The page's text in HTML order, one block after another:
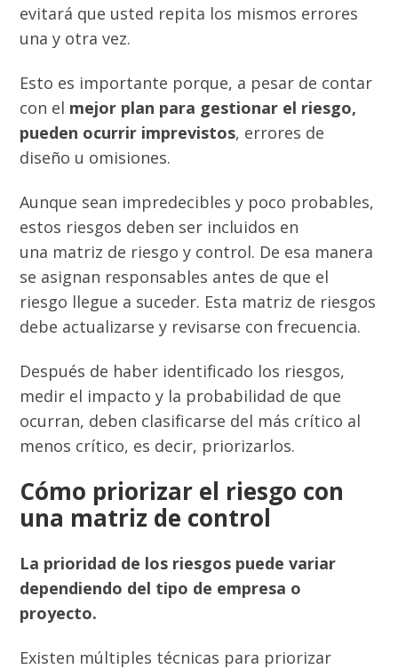
evitará que usted repita los mismos errores
una y otra vez.
Esto es importante porque, a pesar de contar
con el mejor plan para gestionar el riesgo,
pueden ocurrir imprevistos, errores de
diseño u omisiones.
Aunque sean impredecibles y poco probables,
estos riesgos deben ser incluidos en
una matriz de riesgo y control. De esa manera
se asignan responsables antes de que el
riesgo llegue a suceder. Esta matriz de riesgos
debe actualizarse y revisarse con frecuencia.
Después de haber identificado los riesgos,
medir el impacto y la probabilidad de que
ocurran, deben clasificarse del más crítico al
menos crítico, es decir, priorizarlos.
Cómo priorizar el riesgo con
una matriz de control
La prioridad de los riesgos puede variar
dependiendo del tipo de empresa o
proyecto.
Existen múltiples técnicas para priorizar